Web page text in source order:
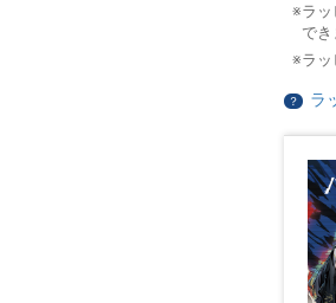
ラ
でき
ラ
？ ラ